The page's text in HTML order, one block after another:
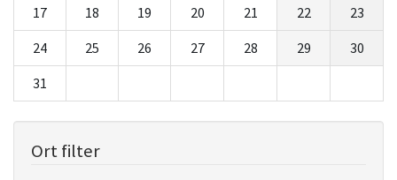
17
18 19 20 21 22
23
24
25 26 27 28 29
30
31
Ort filter